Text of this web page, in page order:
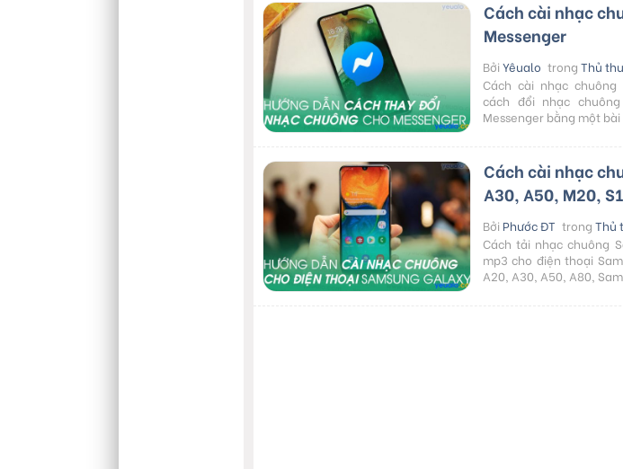
Cách cài nhạc
Messenger
Bởi Yêualo trong Thủ
Cách cài nhạc chuông
cách đổi nhạc
Messenger bằng một
Cách cài nhạc
A30, A50, M20,
Bởi Phước ĐT trong Thủ
Cách tải nhạc chuông
mp3 cho điện thoại
A20, A30, A50, A80,